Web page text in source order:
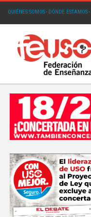
QUIÉNES SOMOS· DÓNDE ESTAMOS·